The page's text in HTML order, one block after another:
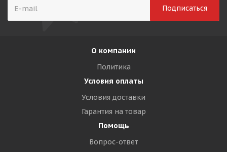
О компании
Политика
Условия оплаты
Условия доставки
Гарантия на товар
Помощь
Вопрос-ответ